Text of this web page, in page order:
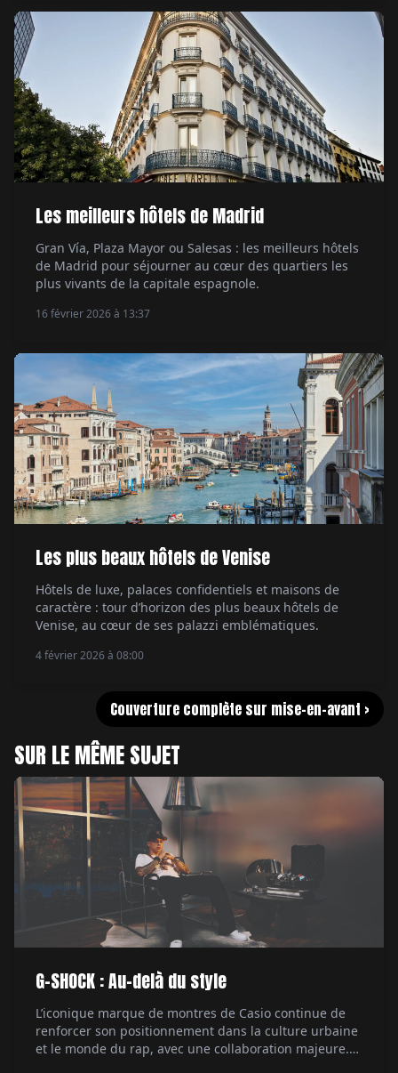
Les meilleurs hôtels de Madrid
Gran Vía, Plaza Mayor ou Salesas : les meilleurs hôtels
de Madrid pour séjourner au cœur des quartiers les
plus vivants de la capitale espagnole.
16 février 2026 à 13:37
Les plus beaux hôtels de Venise
Hôtels de luxe, palaces confidentiels et maisons de
caractère : tour d’horizon des plus beaux hôtels de
Venise, au cœur de ses palazzi emblématiques.
4 février 2026 à 08:00
Couverture complète sur mise-en-avant >
SUR LE MÊME SUJET
G-SHOCK : Au-delà du style
L’iconique marque de montres de Casio continue de
renforcer son positionnement dans la culture urbaine
et le monde du rap, avec une collaboration majeure.